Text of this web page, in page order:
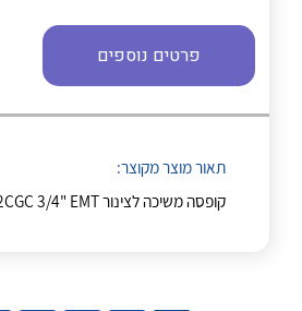
שאלות ותשובות
שירותי תמיכה
About Ateka Ltd.לכל מוצרי היצרן
פרטים נוספים
תאור מוצר מקוצר:
קופסה משיכה לצינור AFI T-42CGC 3/4" EMT